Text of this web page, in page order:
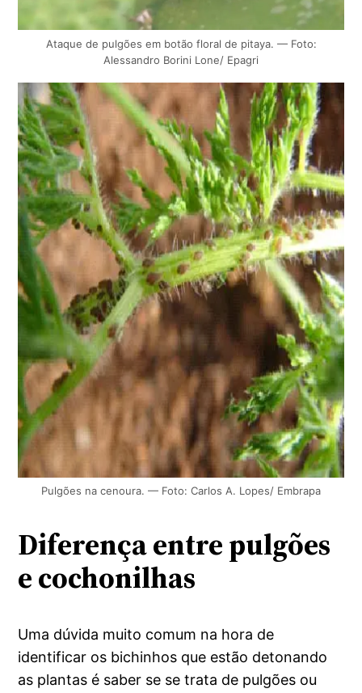
Ataque de pulgões em botão floral de pitaya. — Foto:
Alessandro Borini Lone/ Epagri
Pulgões na cenoura. — Foto: Carlos A. Lopes/ Embrapa
Diferença entre pulgões
e cochonilhas
Uma dúvida muito comum na hora de
identificar os bichinhos que estão detonando
as plantas é saber se se trata de pulgões ou